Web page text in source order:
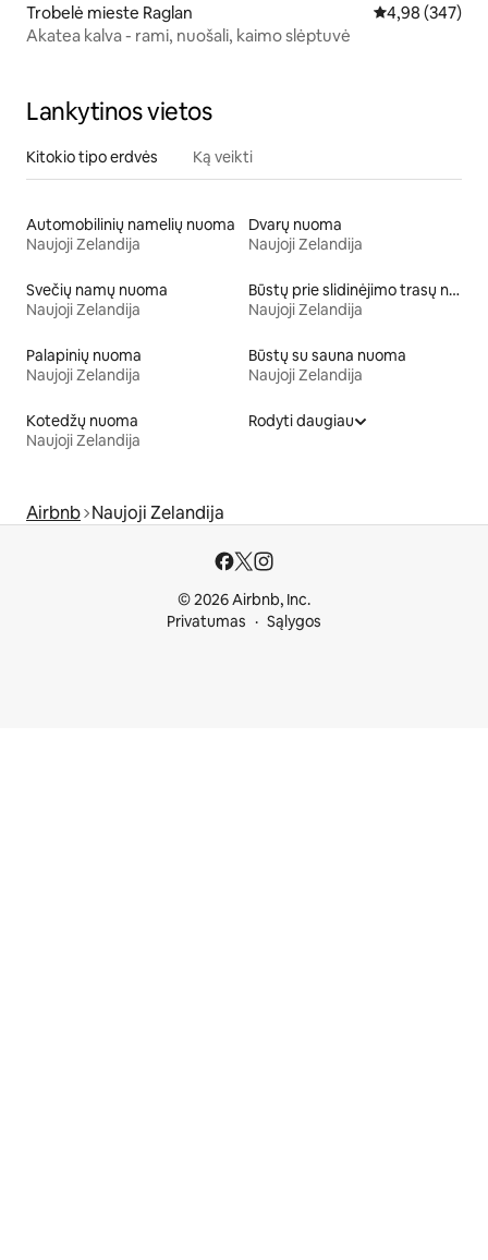
Trobelė mieste Raglan Vidutinis
4,98 (347)
Akatea kalva - rami, nuošali, kaimo slėptuvė
Lankytinos vietos
Kitokio tipo erdvės Ką veikti
Automobilinių namelių nuoma
Naujoji Zelandija
Dvarų nuoma
Naujoji Zelandija
Svečių namų nuoma
Naujoji Zelandija
Būstų prie slidinėjimo trasų nuoma
Naujoji Zelandija
Palapinių nuoma
Naujoji Zelandija
Būstų su sauna nuoma
Naujoji Zelandija
Kotedžų nuoma
Naujoji Zelandija
Rodyti daugiau
Airbnb Naujoji Zelandija
© 2026 Airbnb, Inc.
Privatumas
Sąlygos